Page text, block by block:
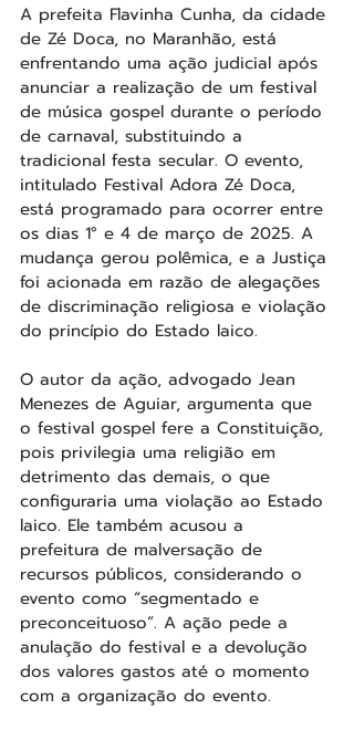
A prefeita Flavinha Cunha, da cidade
de Zé Doca, no Maranhão, está
enfrentando uma ação judicial após
anunciar a realização de um festival
de música gospel durante o período
de carnaval, substituindo a
tradicional festa secular. O evento,
intitulado Festival Adora Zé Doca,
está programado para ocorrer entre
os dias 1° e 4 de março de 2025. A
mudança gerou polêmica, e a Justiça
foi acionada em razão de alegações
de discriminação religiosa e violação
do princípio do Estado laico.
O autor da ação, advogado Jean
Menezes de Aguiar, argumenta que
o festival gospel fere a Constituição,
pois privilegia uma religião em
detrimento das demais, o que
configuraria uma violação ao Estado
laico. Ele também acusou a
prefeitura de malversação de
recursos públicos, considerando o
evento como “segmentado e
preconceituoso”. A ação pede a
anulação do festival e a devolução
dos valores gastos até o momento
com a organização do evento.